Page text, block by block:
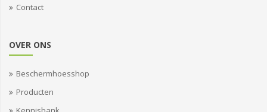
Contact
OVER ONS
Beschermhoesshop
Producten